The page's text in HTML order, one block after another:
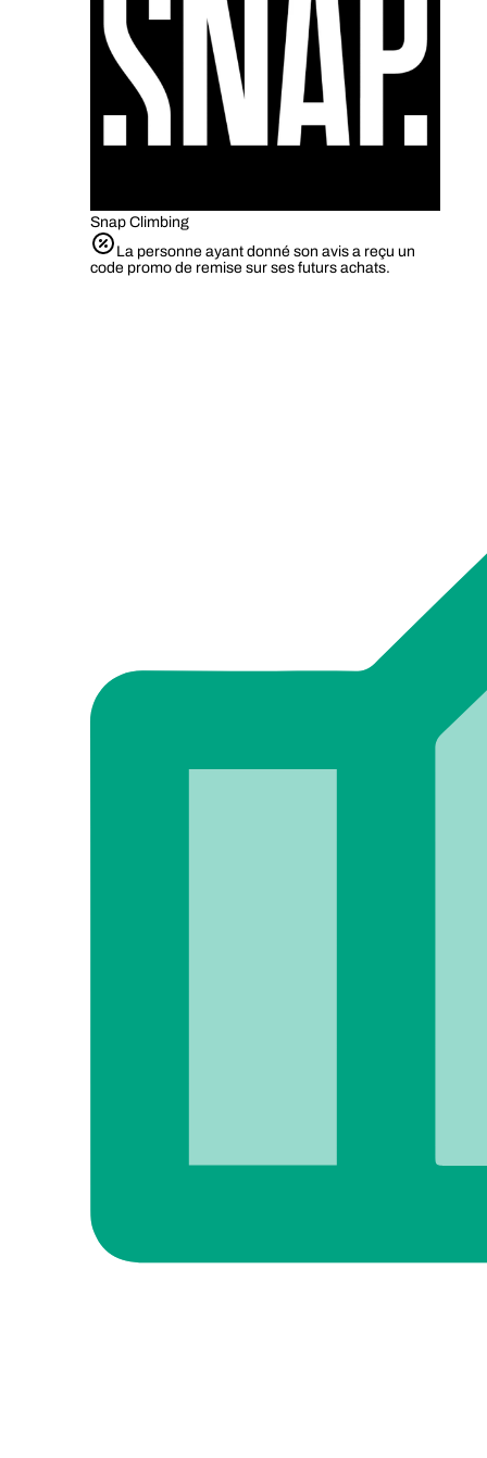
Snap Climbing
La personne ayant donné son avis a reçu un
code promo de remise sur ses futurs achats.